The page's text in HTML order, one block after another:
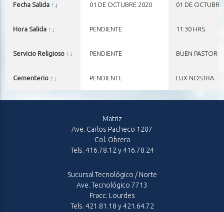
Fecha Salida ↑ ↓
Hora Salida ↑ ↓
Servicio Religioso ↑ ↓
Cementerio ↑ ↓
01 DE OCTUBRE 2020
PENDIENTE
PENDIENTE
PENDIENTE
01 DE
11:30 HRS.
BUEN PASTOR
LUX NOSTRA
Matriz
Ave. Carlos Pacheco 1207
Col. Obrera
Tels. 416.78.12 y 416.78.24
Sucursal Tecnológico / Norte
Ave. Tecnológico 7713
Fracc. Lourdes
Tels. 421.81.18 y 421.64.72